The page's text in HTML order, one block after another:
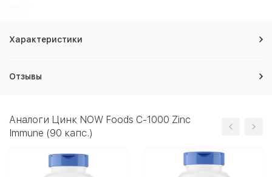
Характеристики
Отзывы
Аналоги Цинк NOW Foods C-1000 Zinc
Immune (90 капс.)